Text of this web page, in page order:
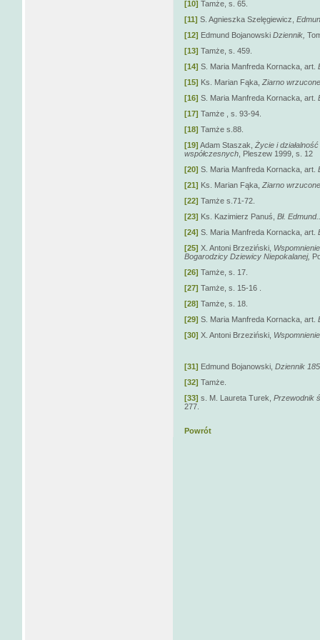
[10] Tamże, s. 65.
[11] S. Agnieszka Szelęgiewicz,
[12] Edmund Bojanowski Dziennik,
[13] Tamże, s. 459.
[14] S. Maria Manfreda Kornacka, art.
[15] Ks. Marian Fąka, Ziarno wrzucone
[16] S. Maria Manfreda Kornacka, art.
[17] Tamże , s. 93-94.
[18] Tamże s.88.
[19] Adam Staszak, Życie i
współczesnych , Pleszew 1999, s. 12
[20] S. Maria Manfreda Kornacka, art.
[21] Ks. Marian Fąka, Ziarno wrzucone
[22] Tamże s.71-72.
[23] Ks. Kazimierz Panuś, Bł.
[24] S. Maria Manfreda Kornacka, art.
[25] X. Antoni Brzeziński,
Bogarodzicy Dziewicy Niepokalanej,
[26] Tamże, s. 17.
[27] Tamże, s. 15-16 .
[28] Tamże, s. 18.
[29] S. Maria Manfreda Kornacka, art.
[30] X. Antoni Brzeziński,
[31] Edmund Bojanowski, Dziennik
[32] Tamże.
[33] s. M. Laureta Turek, Przewodnik
277.
Powrót